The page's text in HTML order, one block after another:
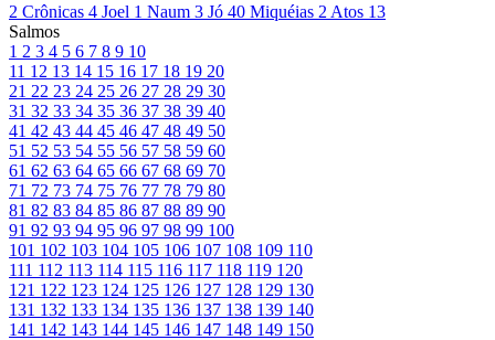
2 Crônicas 4 Joel 1 Naum 3 Jó 40 Miquéias 2 Atos 13
Salmos
1 2 3 4 5 6 7 8 9 10
11 12 13 14 15 16 17 18 19 20
21 22 23 24 25 26 27 28 29 30
31 32 33 34 35 36 37 38 39 40
41 42 43 44 45 46 47 48 49 50
51 52 53 54 55 56 57 58 59 60
61 62 63 64 65 66 67 68 69 70
71 72 73 74 75 76 77 78 79 80
81 82 83 84 85 86 87 88 89 90
91 92 93 94 95 96 97 98 99 100
101 102 103 104 105 106 107 108 109 110
111 112 113 114 115 116 117 118 119 120
121 122 123 124 125 126 127 128 129 130
131 132 133 134 135 136 137 138 139 140
141 142 143 144 145 146 147 148 149 150